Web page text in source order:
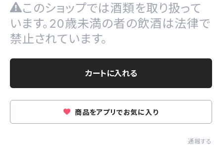
このショップでは酒類を取り扱って
います。20歳未満の者の飲酒は法律で
禁止されています。
カートに入れる
商品をアプリでお気に入り
通報する